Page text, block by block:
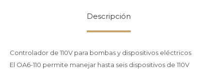
Descripción
Controlador de 110V para bombas y dispositivos eléctricos
El OA6-110 permite manejar hasta seis dispositivos de 110V